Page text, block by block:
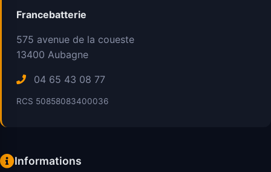
Francebatterie
575 avenue de la coueste
13400 Aubagne
04 65 43 08 77
RCS 50858083400036
Informations